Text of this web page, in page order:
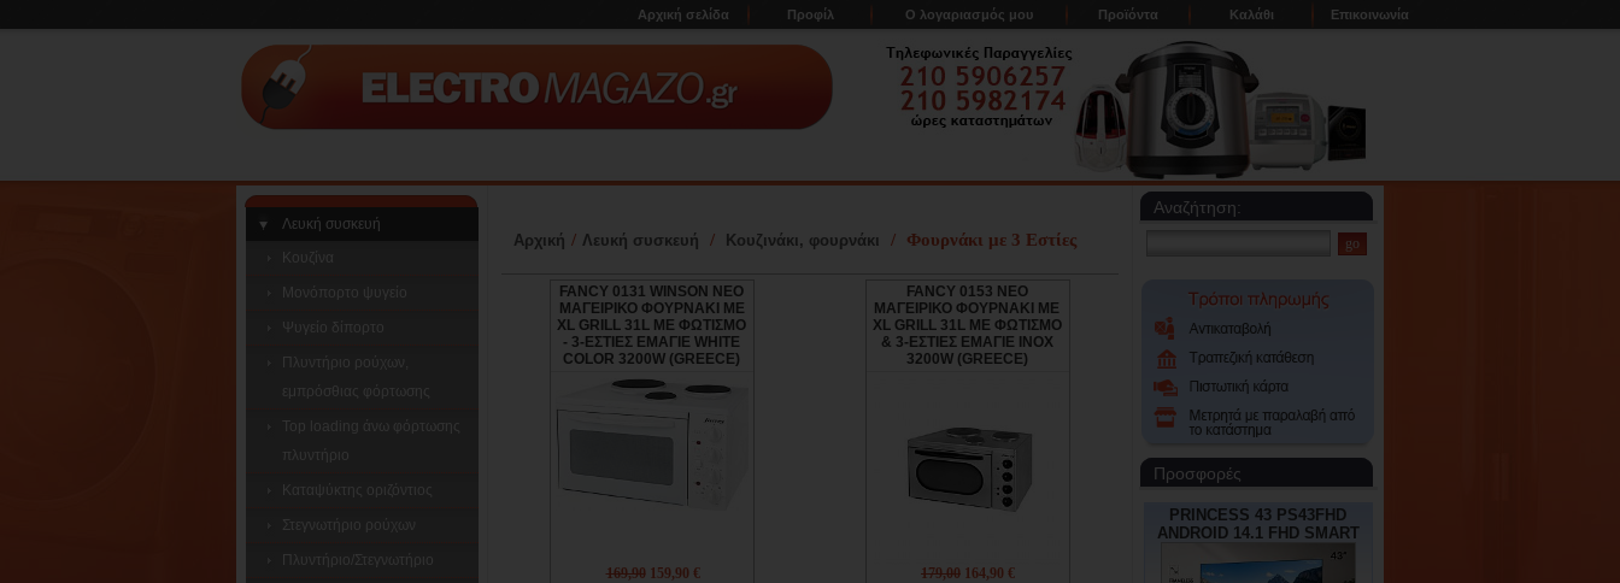
Αρχική σελίδα Προφίλ Ο λογαριασμός μου Προϊόντα Καλάθι Επικοινωνία
Λευκή συσκευή
Κουζίνα
Μονόπορτο ψυγείο
Ψυγείο δίπορτο
Πλυντήριο ρούχων,
εμπρόσθιας φόρτωσης
Top loading άνω φόρτωσης
πλυντήριο
Καταψύκτης οριζόντιος
Στεγνωτήριο ρούχων
Πλυντήριο/Στεγνωτήριο
Αρχική / Λευκή συσκευή / Κουζινάκι, φουρνάκι / Φουρνάκι με 3 Εστίες
FANCY 0131 WINSON NEO
ΜΑΓΕΙΡΙΚΟ ΦΟΥΡΝΑΚΙ ΜΕ
XL GRILL 31L ΜΕ ΦΩΤΙΣΜΟ
- 3-ΕΣΤΙΕΣ ΕΜΑΓΙΕ WHITE
COLOR 3200W (GREECE)
169,90159,90 €
FANCY 0153 NEO
ΜΑΓΕΙΡΙΚΟ ΦΟΥΡΝΑΚΙ ΜΕ
XL GRILL 31L ΜΕ ΦΩΤΙΣΜΟ
& 3-ΕΣΤΙΕΣ ΕΜΑΓΙΕ INOX
3200W (GREECE)
179,00 164,90 €
Αναζήτηση:
Προσφορές
PRINCESS 43 PS43FHD
ANDROID 14.1 FHD SMART